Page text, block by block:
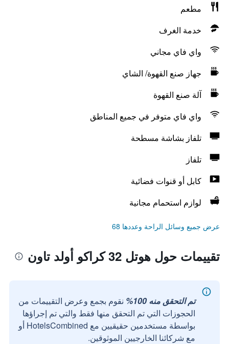
مطعم
خدمة الغرف
واي فاي مجاني
جهاز صنع القهوة/ الشاي
آلة صنع القهوة
واي فاي متوفر في جميع المناطق
تلفاز بشاشة مسطحة
تلفاز
كابل أو قنوات فضائية
لوازم استحمام مجانية
عرض جميع وسائل الراحة وعددها 68
تقييمات حول هوتل 32 كراكو أولد تاون
تم التحقق منه 100%
نقوم بجمع وعرض التقييمات من
الحجوزات التي تم التحقق منها فقط والتي تم إجراؤها
بواسطة مستخدمين حقيقيين مع HotelsCombined أو
مع شركائنا الخارجيين الموثوقين.